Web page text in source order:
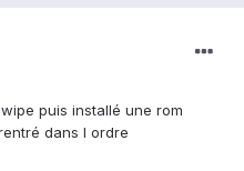
puis installé une rom
dans l ordre